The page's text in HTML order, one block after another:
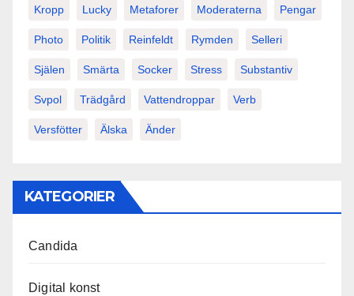
Kropp Lucky Metaforer Moderaterna Pengar
Photo Politik Reinfeldt Rymden Selleri
Själen Smärta Socker Stress Substantiv
Svpol Trädgård Vattendroppar Verb
Versfötter Älska Änder
KATEGORIER
Candida
Digital konst